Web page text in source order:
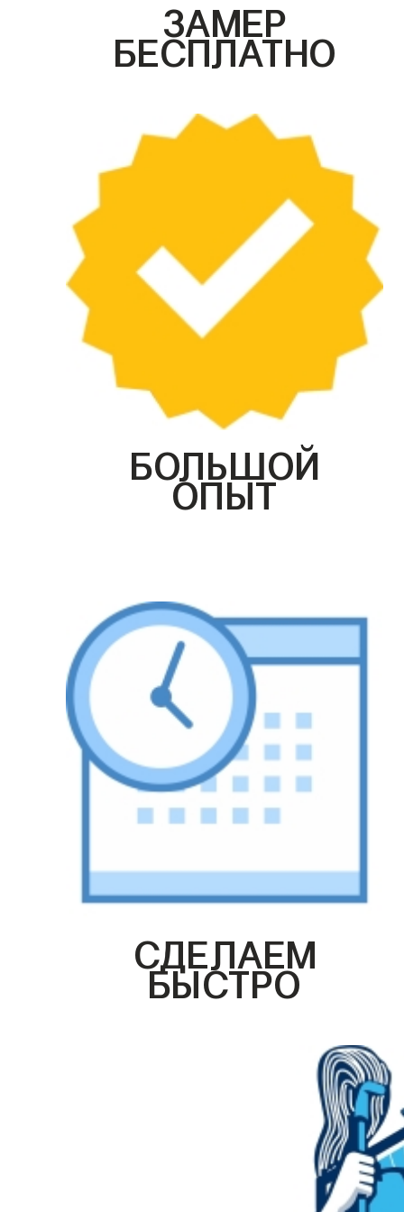
ЗАМЕР
БЕСПЛАТНО
БОЛЬШОЙ
ОПЫТ
СДЕЛАЕМ
БЫСТРО